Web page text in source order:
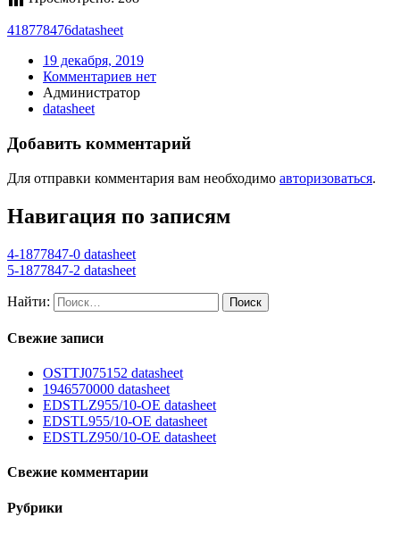
418778476datasheet
19 декабря, 2019
Комментариев нет
Администратор
datasheet
Добавить комментарий
Для отправки комментария вам необходимо авторизоваться.
Навигация по записям
4-1877847-0 datasheet
5-1877847-2 datasheet
Найти:
Свежие записи
OSTTJ075152 datasheet
1946570000 datasheet
EDSTLZ955/10-OE datasheet
EDSTL955/10-OE datasheet
EDSTLZ950/10-OE datasheet
Свежие комментарии
Рубрики